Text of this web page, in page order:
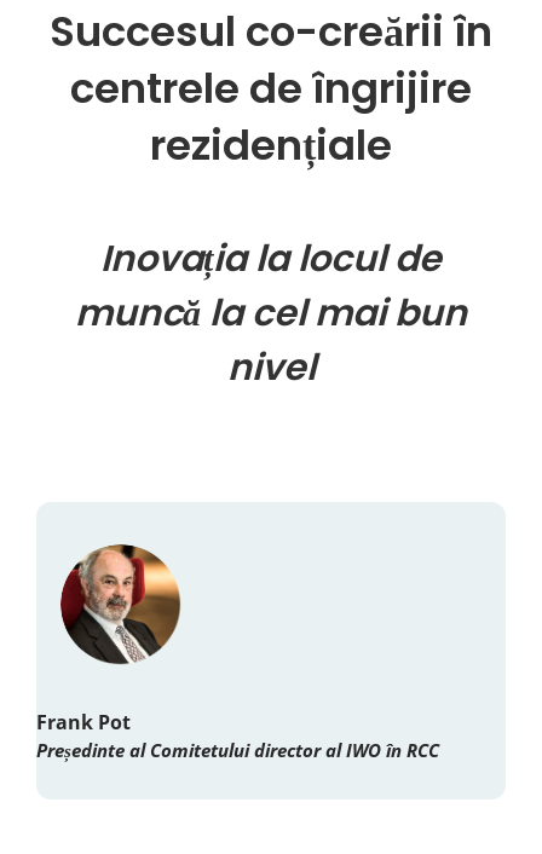
Succesul co-creării în
centrele de îngrijire
rezidențiale
Inovația la locul de
muncă la cel mai bun
nivel
Frank Pot
Președinte al Comitetului director al IWO în RCC